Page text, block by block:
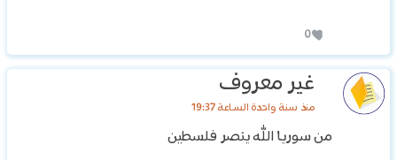
0
غير معروف
منذ سنة واحدة الساعة 19:37
من سوريا الله ينصر فلسطين